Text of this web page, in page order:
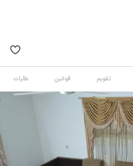
تقویم قوانین نظرات